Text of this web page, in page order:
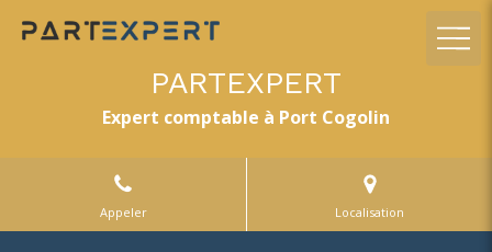
PARTEXPERT
Expert comptable à Port Cogolin
Appeler Localisation